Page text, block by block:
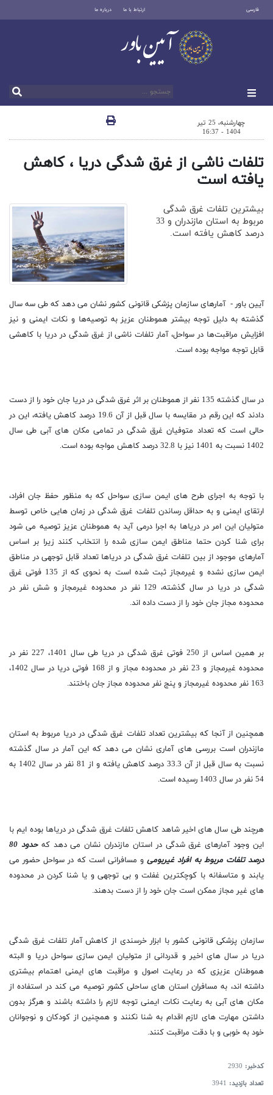
فارسی ارتباط با ما درباره ما
چهارشنبه، 25 تیر
1404 - 16:37
تلفات ناشی از غرق شدگی دریا ، کاهش
یافته است
بیشترین تلفات غرق شدگی
مربوط به استان مازندران و 33
درصد کاهش یافته است.
آیین باور - آمارهای سازمان پزشکی قانونی کشور نشان می دهد که طی سه سال
گذشته به دلیل توجه بیشتر هموطنان عزیز به توصیه‌ها و نکات ایمنی و نیز
افزایش مراقبت‌ها در سواحل، آمار تلفات ناشی از غرق شدگی در دریا با کاهشی
قابل توجه مواجه بوده است.
در سال گذشته 135 نفر از هموطنان بر اثر غرق شدگی در دریا جان خود را از دست
دادند که این رقم در مقایسه با سال قبل از آن 19.6 درصد کاهش یافته، این در
حالی است که تعداد متوفیان غرق شدگی در تمامی مکان های آبی طی سال
1402 نسبت به 1401 نیز با 32.8 درصد کاهش مواجه بوده است.
با توجه به اجرای طرح های ایمن سازی سواحل که به منظور حفظ جان افراد،
ارتقای ایمنی و به حداقل رساندن تلفات غرق شدگی در زمان هایی خاص توسط
متولیان این امر در دریاها به اجرا درمی آید به هموطنان عزیز توصیه می شود
برای شنا کردن حتما مناطق ایمن سازی شده را انتخاب کنند زیرا بر اساس
آمارهای موجود از بین تلفات غرق شدگی در دریاها تعداد قابل توجهی در مناطق
ایمن سازی نشده و غیرمجاز ثبت شده است به نحوی که از 135 فوتی غرق
شدگی در دریا در سال گذشته، 129 نفر در محدوده غیرمجاز و شش نفر در
محدوده مجاز جان خود را از دست داده اند.
بر همین اساس از 250 فوتی غرق شدگی در دریا طی سال 1401، 227 نفر در
محدوده غیرمجاز و 23 نفر در محدوده مجاز و از 168 فوتی دریا در سال 1402،
163 نفر محدوده غیرمجاز و پنج نفر محدوده مجاز جان باختند.
همچنین از آنجا که بیشترین تعداد تلفات غرق شدگی در دریا مربوط به استان
مازندران است بررسی های آماری نشان می دهد که این آمار در سال گذشته
نسبت به سال قبل از آن 33.3 درصد کاهش یافته و از 81 نفر در سال 1402 به
54 نفر در سال 1403 رسیده است.
هرچند طی سال های اخیر شاهد کاهش تلفات غرق شدگی در دریاها بوده ایم با
این وجود آمارهای غرق شدگی در استان مازندران نشان می دهد که
حدود 80
درصد تلفات مربوط به افراد غیربومیو مسافرانی است که در سواحل حضور می
یابند و متاسفانه با کوچکترین غفلت و بی توجهی و یا شنا کردن در محدوده
های غیر مجاز ممکن است جان خود را از دست بدهند.
سازمان پزشکی قانونی کشور با ابزار خرسندی از کاهش آمار تلفات غرق شدگی
دریا در سال های اخیر و قدردانی از متولیان ایمن سازی سواحل دریا و البته
هموطنان عزیزی که در رعایت اصول و مراقبت های ایمنی اهتمام بیشتری
داشته اند، به مسافران استان های ساحلی کشور توصیه می کند در استفاده از
مکان های آبی به رعایت نکات ایمنی توجه لازم را داشته باشند و هرگز بدون
داشتن مهارت های لازم اقدام به شنا نکنند و همچنین از کودکان و نوجوانان
خود به خوبی و با دقت مراقبت کنند.
کدخبر: 2930
تعداد بازدید: 3941